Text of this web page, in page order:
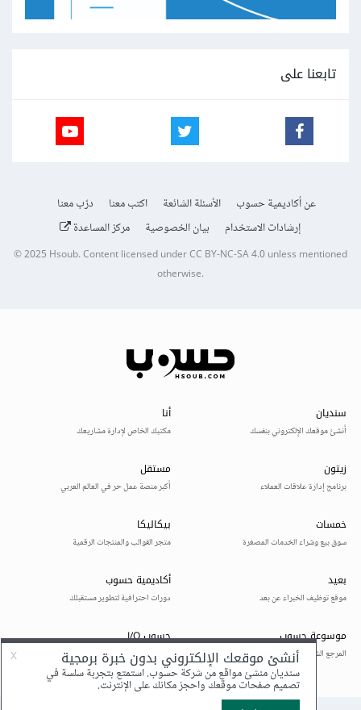
تابعنا على
عن أكاديمية حسوب الأسئلة الشائعة اكتب معنا
درّب معنا
إرشادات الاستخدام
بيان الخصوصية مركز المساعدة
© 2025Hsoub.Content licensed underCC BY-NC-SA 4.0unless mentioned
otherwise.